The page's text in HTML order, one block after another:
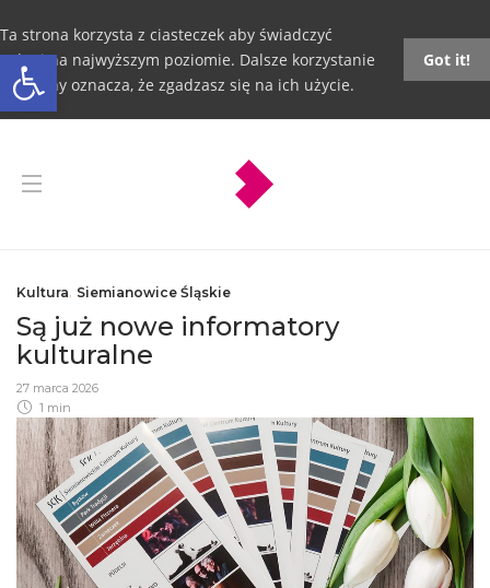
Otwórz pasek narzędzi
Ta strona korzysta z ciasteczek aby świadczyć
usługi na najwyższym poziomie. Dalsze korzystanie
ze strony oznacza, że zgadzasz się na ich użycie.
Got it!
Kultura, Siemianowice Śląskie
Są już nowe informatory
kulturalne
27 marca 2026
1 min